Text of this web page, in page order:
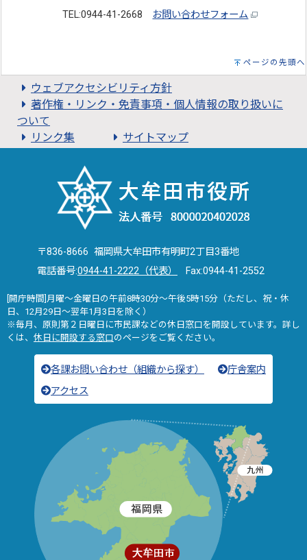
TEL:0944-41-2668
お問い合わせフォーム
ページの先頭へ
ウェブアクセシビリティ方針
著作権・リンク・免責事項・個人情報の取り扱いに
ついて
リンク集
サイトマップ
〒836-8666 福岡県大牟田市有明町2丁目3番地
電話番号:0944-41-2222（代表） Fax:0944-41-2552
[開庁時間]月曜～金曜日の午前8時30分～午後5時15分（ただし、祝・休
日、12月29日～翌年1月3日を除く）
※毎月、原則第２日曜日に市民課などの休日窓口を開設しています。詳し
くは、 休日に開設する窓口のページをご覧ください。
各課お問い合わせ（組織から探す）
庁舎案内
アクセス